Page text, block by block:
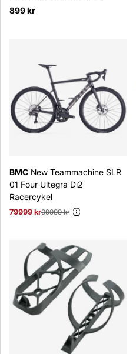
899 kr
BMC New Teammachine SLR
01 Four Ultegra Di2
Racercykel
79999 kr
Ordinarie pris:
99999 kr